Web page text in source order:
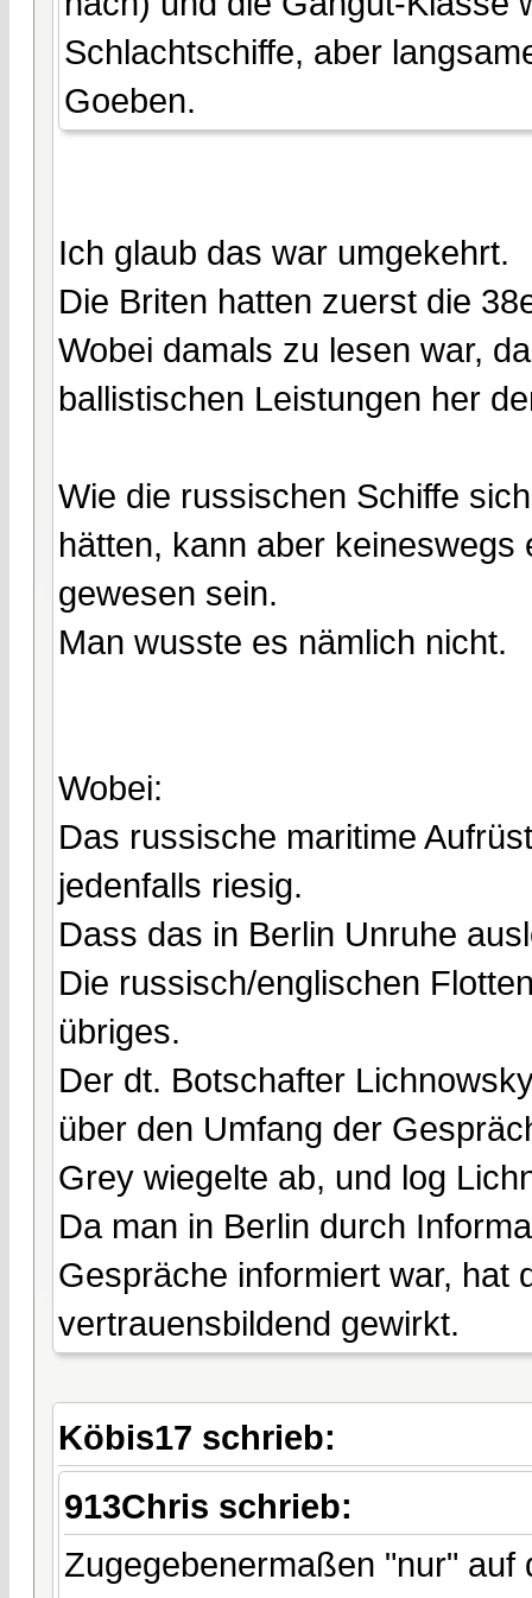
Schlachtschiffe, aber
Goeben.
Ich glaub das war umgekehrt.
Die Briten hatten zuerst die
Wobei damals zu lesen war,
ballistischen Leistungen her
Wie die russischen Schiffe
hätten, kann aber
gewesen sein.
Man wusste es nämlich nicht.
Wobei:
Das russische maritime
jedenfalls riesig.
Dass das in Berlin Unruhe
Die russisch/englischen
übriges.
Der dt. Botschafter
über den Umfang der
Grey wiegelte ab, und log
Da man in Berlin durch
Gespräche informiert war, hat
vertrauensbildend gewirkt.
Köbis17 schrieb:
913Chris schrieb:
Zugegebenermaßen "nur"